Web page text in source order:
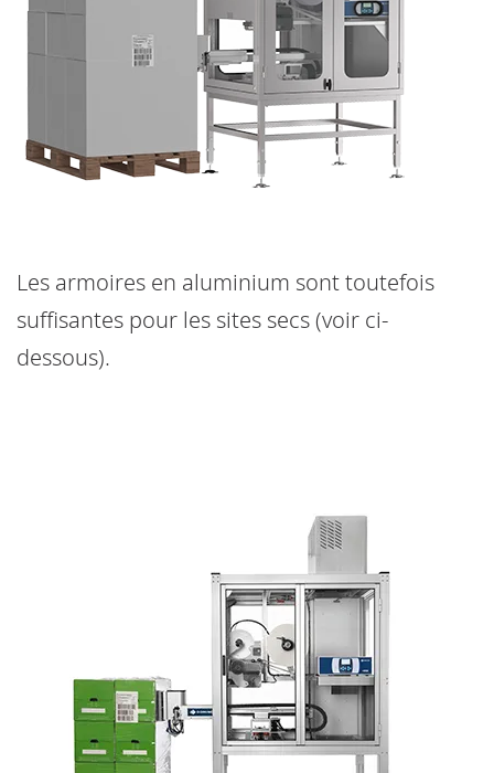
Les armoires en aluminium sont toutefois
suffisantes pour les sites secs (voir ci-
dessous).